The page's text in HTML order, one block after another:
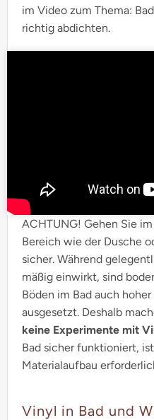
im Video zum Thema:
richtig abdichten.
ACHTUNG! Gehen Sie
Bereich wie der Dusche
sicher. Während
mäßig einwirkt, sind
Böden im Bad auch
ausgesetzt. Deshalb
keine Experimente mit
Bad sicher funktioniert,
Materialaufbau
Vinyl in Bad und